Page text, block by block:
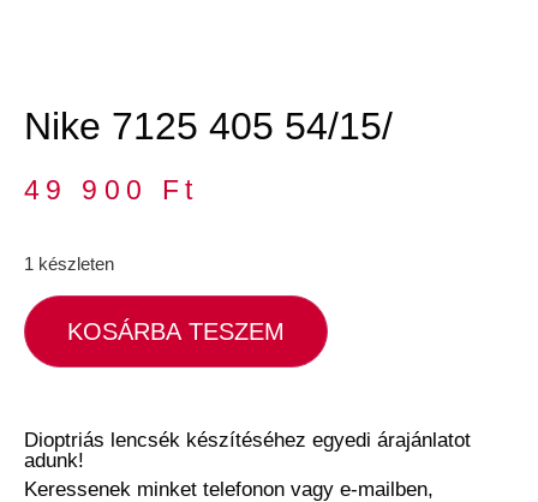
Nike 7125 405 54/15/
49 900 Ft
1 készleten
KOSÁRBA TESZEM
Dioptriás lencsék készítéséhez egyedi árajánlatot
adunk!
Keressenek minket telefonon vagy e-mailben,